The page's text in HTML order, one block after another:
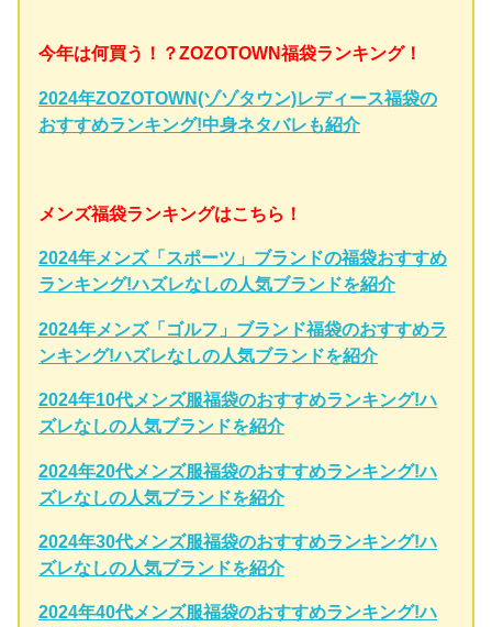
今年は何買う！？ZOZOTOWN福袋ランキング！
2024年ZOZOTOWN(ゾゾタウン)レディース福袋の
おすすめランキング!中身ネタバレも紹介
メンズ福袋ランキングはこちら！
2024年メンズ「スポーツ」ブランドの福袋おすすめ
ランキング!ハズレなしの人気ブランドを紹介
2024年メンズ「ゴルフ」ブランド福袋のおすすめラ
ンキング!ハズレなしの人気ブランドを紹介
2024年10代メンズ服福袋のおすすめランキング!ハ
ズレなしの人気ブランドを紹介
2024年20代メンズ服福袋のおすすめランキング!ハ
ズレなしの人気ブランドを紹介
2024年30代メンズ服福袋のおすすめランキング!ハ
ズレなしの人気ブランドを紹介
2024年40代メンズ服福袋のおすすめランキング!ハ